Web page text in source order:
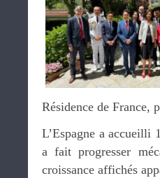
Résidence de France,
L’Espagne a accueilli
a fait progresser
croissance affichés